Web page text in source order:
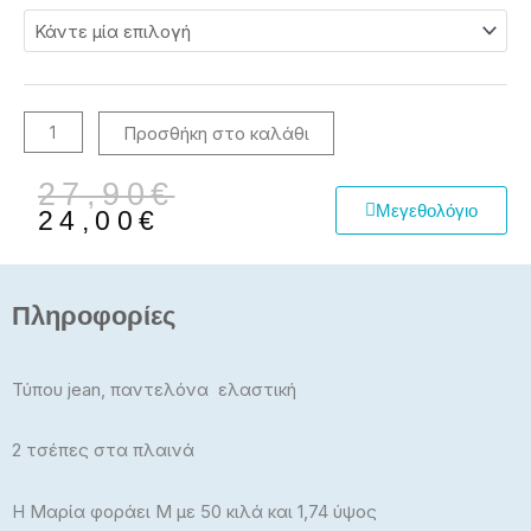
Προσθήκη στο καλάθι
27,90€
Original
price
was:
27,90€.
24,00 €
Η
τρέχουσα
τιμή
είναι:
24,00€.
Μεγεθολόγιο
Πληροφορίες
Τύπου jean, παντελόνα ελαστική
2 τσέπες στα πλαινά
Η Μαρία φοράει M με 50 κιλά και 1,74 ύψος